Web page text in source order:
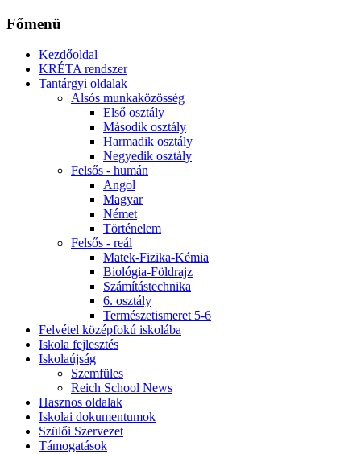
Főmenü
Kezdőoldal
KRÉTA rendszer
Tantárgyi oldalak
Alsós munkaközösség
Első osztály
Második osztály
Harmadik osztály
Negyedik osztály
Felsős - humán
Angol
Magyar
Német
Történelem
Felsős - reál
Matek-Fizika-Kémia
Biológia-Földrajz
Számítástechnika
6. osztály
Természetismeret 5-6
Felvétel középfokú iskolába
Iskola fejlesztés
Iskolaújság
Szemfüles
Reich School News
Hasznos oldalak
Iskolai dokumentumok
Szülői Szervezet
Támogatások